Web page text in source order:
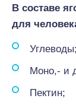
В составе
для
Углеводы;
Моно,- и
Пектин;